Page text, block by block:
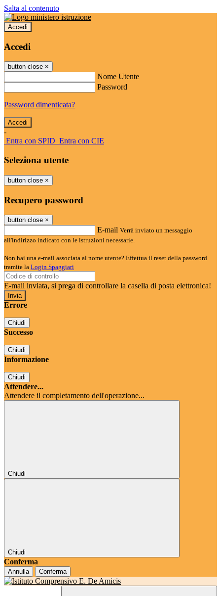
Salta al contenuto
Accedi
Accedi
button close ×
Nome Utente
Password
Password dimenticata?
-
Entra con SPID Entra con CIE
Seleziona utente
button close ×
Recupero password
button close ×
E-mail Verrà inviato un messaggio
all'indirizzo indicato con le istruzioni necessarie.
Non hai una e-mail associata al nome utente? Effettua il reset della password
tramite la Login Spaggiari
E-mail inviata, si prega di controllare la casella di posta elettronica!
Errore
Chiudi
Successo
Chiudi
Informazione
Chiudi
Attendere...
Attendere il completamento dell'operazione...
Chiudi
Chiudi
Conferma
Annulla Conferma